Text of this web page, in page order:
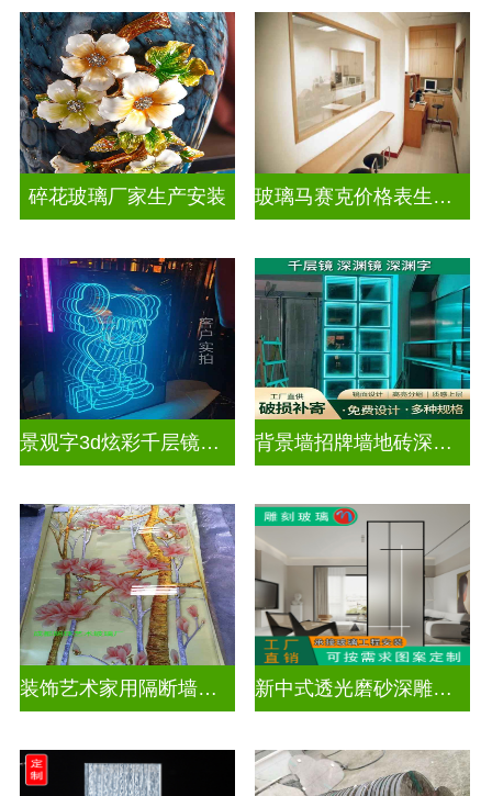
碎花玻璃厂家生产安装 玻璃马赛克价格表生产电话
景观字3d炫彩千层镜深渊镜 背景墙招牌墙地砖深渊镜千层镜
装饰艺术家用隔断墙深雕玻璃 新中式透光磨砂深雕玻璃